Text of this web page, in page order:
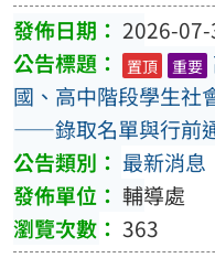
2026-
置頂 重要
國、高中階段學生社
——錄取名單與行前
最新消息
輔導處
363